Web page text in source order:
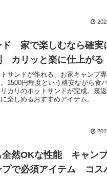
ド 家で楽しむなら確実
カリッと楽に仕上がる
サンドが作れる、お家キャンプ
1500円程度という格安ながら食
カリのホットサンドが完成。裏
楽しめるおすすめアイテム。
全然OKな性能 キャン
プで必須アイテム コス